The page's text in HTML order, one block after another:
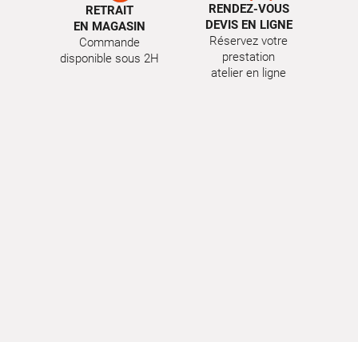
RETRAIT
EN MAGASIN
Commande
disponible sous 2H
RENDEZ-VOUS
DEVIS EN LIGNE
Réservez votre
prestation
atelier en ligne